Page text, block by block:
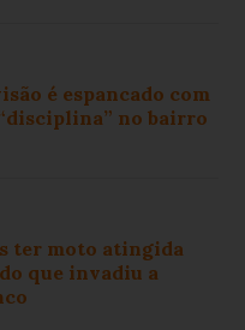
é espancado com
no bairro
ter moto atingida
que invadiu a